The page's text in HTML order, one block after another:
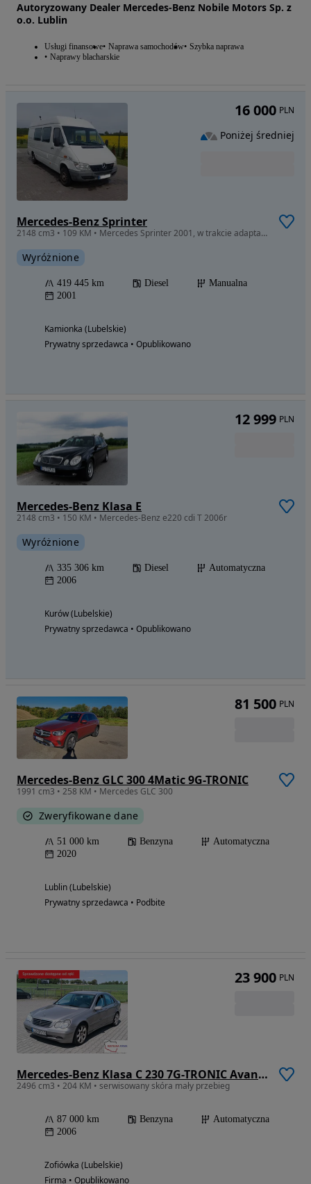
Autoryzowany Dealer Mercedes-Benz Nobile Motors Sp. z
o.o. Lublin
Usługi finansowe Naprawa samochodów Szybka naprawa
Naprawy blacharskie
Mercedes-Benz Sprinter
2148 cm3 • 109 KM • Mercedes Sprinter 2001, w trakcie adaptacji na kampera
Wyróżnione
419 445 km Diesel
Manualna
2001
Kamionka (Lubelskie)
Prywatny sprzedawca • Opublikowano
16 000 PLN
Poniżej średniej
Mercedes-Benz Klasa E
2148 cm3 • 150 KM • Mercedes-Benz e220 cdi T 2006r
Wyróżnione
335 306 km Diesel
Automatyczna
2006
Kurów (Lubelskie)
Prywatny sprzedawca • Opublikowano
12 999 PLN
Mercedes-Benz GLC 300 4Matic 9G-TRONIC
1991 cm3 • 258 KM • Mercedes GLC 300
Zweryfikowane dane
51 000 km Benzyna
Automatyczna
2020
Lublin (Lubelskie)
Prywatny sprzedawca • Podbite
81 500 PLN
Mercedes-Benz Klasa C 230 7G-TRONIC Avantgarde
2496 cm3 • 204 KM • serwisowany skóra mały przebieg
87 000 km Benzyna
Automatyczna
2006
Zofiówka (Lubelskie)
Firma • Opublikowano
23 900 PLN